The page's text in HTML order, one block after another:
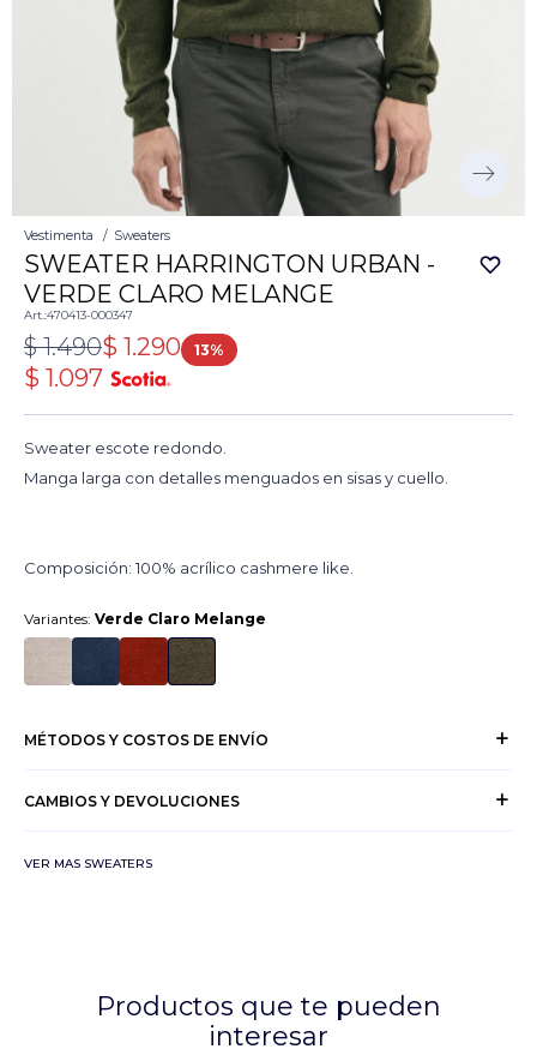
Vestimenta Sweaters
SWEATER HARRINGTON URBAN -
VERDE CLARO MELANGE
470413-000347
$ 1.290
$ 1.490 13
$ 1.097
Sweater escote redondo.
Manga larga con detalles menguados en sisas y cuello.
Composición: 100% acrílico cashmere like.
Variantes: Verde Claro Melange
MÉTODOS Y COSTOS DE ENVÍO
CAMBIOS Y DEVOLUCIONES
VER MAS SWEATERS
Productos que te pueden
interesar